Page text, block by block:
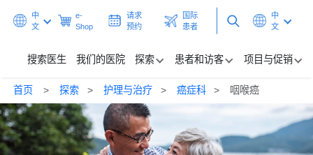
中
文
e-
Shop
请求
预约
国际
患者
中
文
搜索医生 我们的医院 探索 患者和访客 项目与促销
我们的医院
首页 探索 护理与治疗 癌症科 咽喉癌